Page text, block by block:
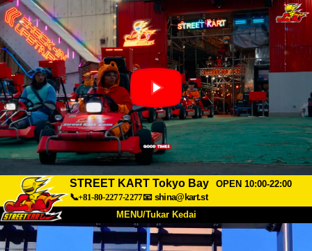
STREET KART Tokyo Bay
OPEN 10:00-22:00
📞+81-80-2277-2277📧 shina@kart.st
MENU/Tukar Kedai
UTAMA